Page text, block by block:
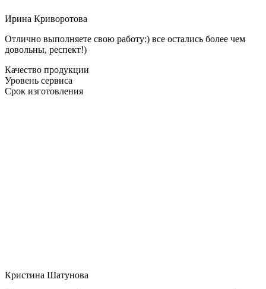
Ирина Криворотова
Отлично выполняете свою работу:) все остались более чем
довольны, респект!)
Качество продукции
Уровень сервиса
Срок изготовления
Кристина Шатунова